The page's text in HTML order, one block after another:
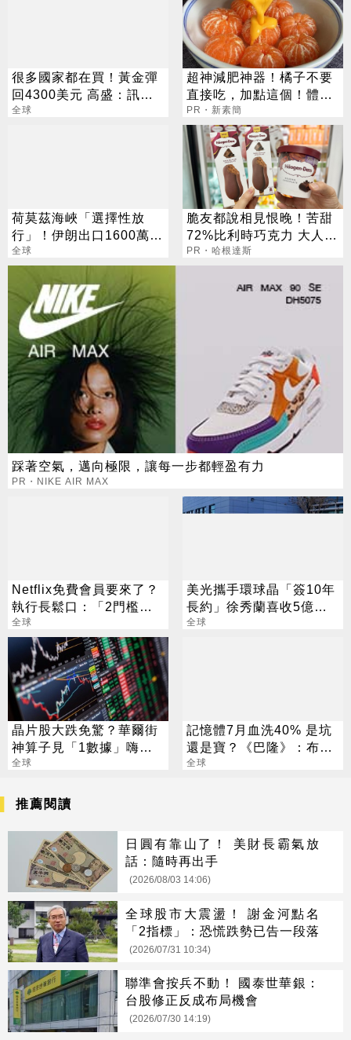
很多國家都在買！黃金彈
回4300美元 高盛：訊號
來了
全球
超神減肥神器！橘子不要
直接吃，加點這個！體重
天天下降
PR・新素簡
荷莫茲海峽「選擇性放
行」！伊朗出口1600萬桶
油 最大買家是他
全球
脆友都說相見恨晚！苦甜
72%比利時巧克力 大人味
爆紅！
PR・哈根達斯
踩著空氣，邁向極限，讓每一步都輕盈有力
PR・NIKE AIR MAX
Netflix免費會員要來了？
執行長鬆口：「2門檻」
是關鍵
全球
美光攜手環球晶「簽10年
長約」徐秀蘭喜收5億美
金大禮
全球
晶片股大跌免驚？華爾街
神算子見「1數據」嗨
喊：絕佳買點來了
全球
記憶體7月血洗40% 是坑
還是寶？《巴隆》：布局
好機會
全球
推薦閱讀
日圓有靠山了！ 美財長霸氣放
話：隨時再出手
(2026/08/03 14:06)
全球股市大震盪！ 謝金河點名
「2指標」：恐慌跌勢已告一段落
(2026/07/31 10:34)
聯準會按兵不動！ 國泰世華銀：
台股修正反成布局機會
(2026/07/30 14:19)